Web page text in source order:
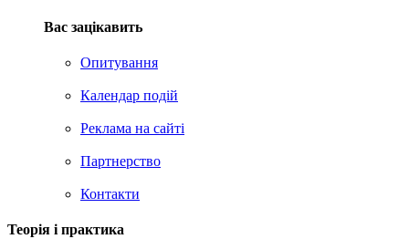
Вас зацікавить
Опитування
Календар подій
Реклама на сайтi
Партнерство
Контакти
Теорія i практика